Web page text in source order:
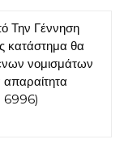
Την Γέννηση
κατάστημα θα
νομισμάτων
6996)